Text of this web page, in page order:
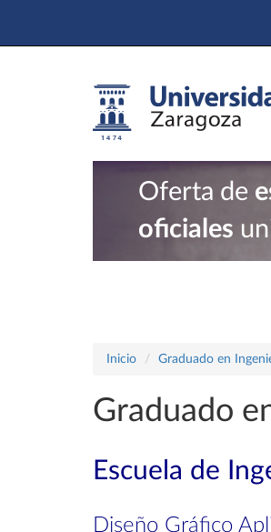
Oferta de
oficiales
Inicio Graduado en
Graduado
Escuela de
Diseño Gráfico